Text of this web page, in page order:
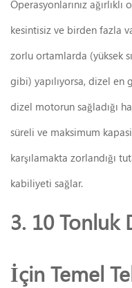
Operasyonlarınız
kesintisiz ve birden fazla
zorlu ortamlarda (yüksek
gibi) yapılıyorsa, dizel en
dizel motorun sağladığı
süreli ve maksimum
karşılamakta zorlandığı
kabiliyeti sağlar.
3. 10 Tonluk
İçin Temel